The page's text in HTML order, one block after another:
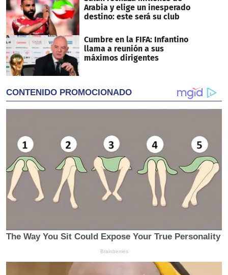
Arabia y elige un inesperado
destino: este será su club
Cumbre en la FIFA: Infantino
llama a reunión a sus
máximos dirigentes